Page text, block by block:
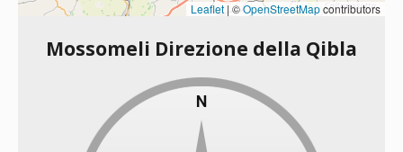
Leaflet | ©OpenStreetMapcontributors
Mossomeli Direzione della Qibla